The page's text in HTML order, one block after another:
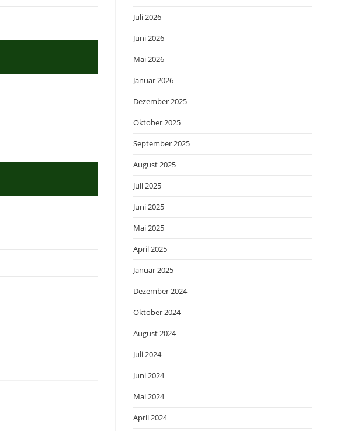
Juli 2026
Juni 2026
Mai 2026
Januar 2026
Dezember 2025
Oktober 2025
September 2025
August 2025
Juli 2025
Juni 2025
Mai 2025
April 2025
Januar 2025
Dezember 2024
Oktober 2024
August 2024
Juli 2024
Juni 2024
Mai 2024
April 2024